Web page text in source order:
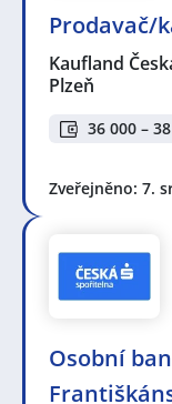
Prodavač/
Kaufland
Plzeň
36 000 –
Zveřejněno: 7.
Osobní